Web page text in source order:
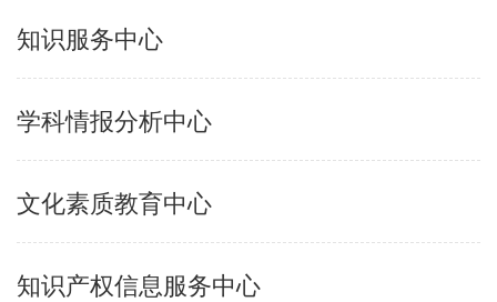
知识服务中心
学科情报分析中心
文化素质教育中心
知识产权信息服务中心